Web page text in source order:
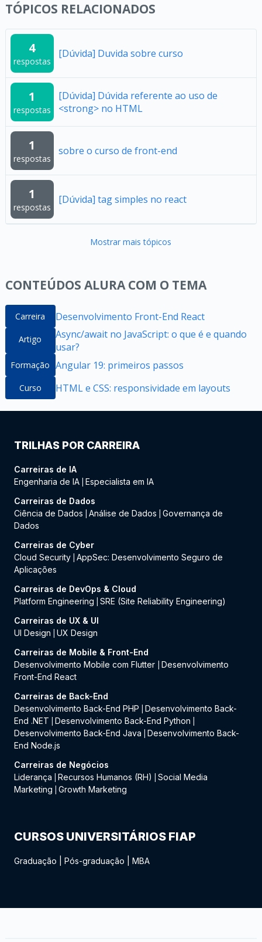
TÓPICOS RELACIONADOS
4
respostas
[Dúvida] Duvida sobre curso
1
respostas
[Dúvida] Dúvida referente ao uso de
<strong> no HTML
1
respostas
sobre o curso de front-end
1
respostas
[Dúvida] tag simples no react
Mostrar mais tópicos
CONTEÚDOS ALURA COM O TEMA
Carreira Desenvolvimento Front-End React
Artigo
Async/await no JavaScript: o que é e quando
usar?
Formação Angular 19: primeiros passos
Curso HTML e CSS: responsividade em layouts
TRILHAS POR CARREIRA
Carreiras de IA
Engenharia de IA Especialista em IA
Carreiras de Dados
Ciência de Dados
Análise de Dados
Governança de
Dados
Carreiras de Cyber
Cloud Security AppSec: Desenvolvimento Seguro de
Aplicações
Carreiras de DevOps & Cloud
Platform Engineering
SRE (Site Reliability Engineering)
Carreiras de UX & UI
UI Design
UX Design
Carreiras de Mobile & Front-End
Desenvolvimento Mobile com Flutter
Desenvolvimento
Front-End React
Carreiras de Back-End
Desenvolvimento Back-End PHP
Desenvolvimento Back-
End .NET
Desenvolvimento Back-End Python
Desenvolvimento Back-End Java
Desenvolvimento Back-
End Node.js
Carreiras de Negócios
Liderança
Recursos Humanos (RH)
Social Media
Marketing
Growth Marketing
CURSOS UNIVERSITÁRIOS FIAP
Graduação Pós-graduação MBA